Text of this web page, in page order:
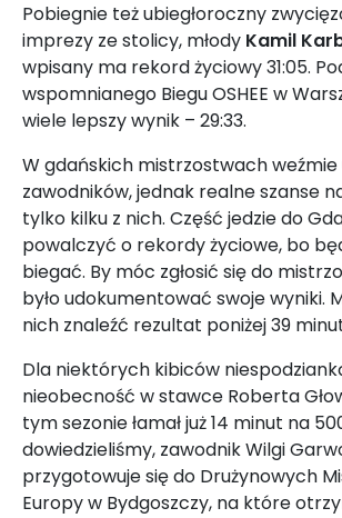
Pobiegnie też ubiegłoroczny
imprezy ze stolicy, młody Kamil
wpisany ma rekord życiowy 31:05.
wspomnianego Biegu OSHEE w
wiele lepszy wynik – 29:33.
W gdańskich mistrzostwach weźmie
zawodników, jednak realne szanse
tylko kilku z nich. Część jedzie do
powalczyć o rekordy życiowe, bo
biegać. By móc zgłosić się do
było udokumentować swoje wyniki.
nich znaleźć rezultat poniżej 39
Dla niektórych kibiców
nieobecność w stawce Roberta
tym sezonie łamał już 14 minut na
dowiedzieliśmy, zawodnik Wilgi
przygotowuje się do Drużynowych
Europy w Bydgoszczy, na które